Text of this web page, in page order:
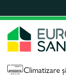
Climatizare